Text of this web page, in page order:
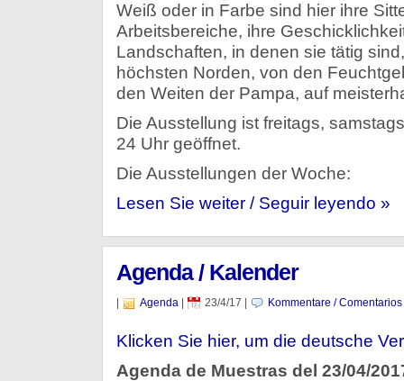
Weiß oder in Farbe sind hier ihre
Arbeitsbereiche, ihre
Landschaften, in denen sie tätig
höchsten Norden, von den
den Weiten der Pampa, auf
Die Ausstellung ist freitags,
24 Uhr geöffnet.
Die Ausstellungen der Woche:
Lesen Sie weiter / Seguir leyendo »
Agenda / Kalender
Agenda| 23/4/17 Kommentare / Comentarios
Klicken Sie hier, um die deutsche
Agenda de Muestras del 23/04/